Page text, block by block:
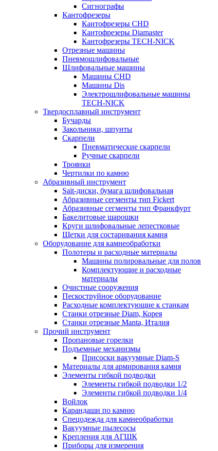
Сигнографы
Кантофрезеры
Кантофрезеры CHD
Кантофрезеры Diamaster
Кантофрезеры TECH-NICK
Отрезные машины
Пневмошлифовальные
Шлифовальные машины
Машины CHD
Машины Dis
Электрошлифовальные машины
TECH-NICK
Твердосплавный инструмент
Бучарды
Закольники, шпунты
Скарпели
Пневматические скарпели
Ручные скарпели
Троянки
Чертилки по камню
Абразивный инструмент
Sait-диски, бумага шлифовальная
Абразивные сегменты тип Fickert
Абразивные сегменты тип Франкфурт
Бакелитовые шарошки
Круги шлифовальные лепестковые
Щетки для состаривания камня
Оборудование для камнеобработки
Полотеры и расходные материалы
Машины полировальные для полов
Комплектующие и расходные
материалы
Очистные сооружения
Пескоструйное оборудование
Расходные комплектующие к станкам
Станки отрезные Diam, Корея
Станки отрезные Manta, Италия
Прочий инструмент
Пропановые горелки
Подъeмные механизмы
Присоски вакуумные Diam-S
Материалы для армирования камня
Элементы гибкой подводки
Элементы гибкой подводки 1/2
Элементы гибкой подводки 1/4
Войлок
Карандаши по камню
Спецодежда для камнеобработки
Вакуумные пылесосы
Крепления для АГШК
Приборы для измерения